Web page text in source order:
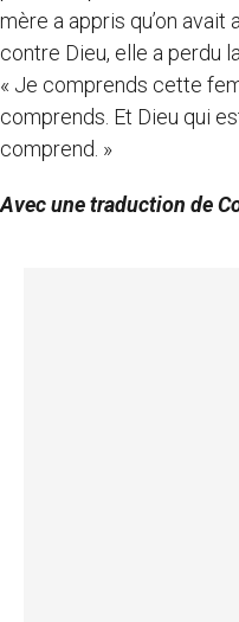
mère a appris qu’on
contre Dieu, elle a perdu
« Je comprends cette
comprends. Et Dieu qui
comprend. »
Avec une traduction de